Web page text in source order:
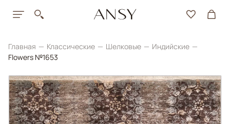
Главная Классические Шелковые
Индийские
Flowers №1653